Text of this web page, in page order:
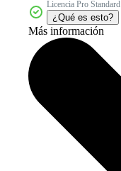
Licencia Pro Standard
¿Qué es esto?
Más información